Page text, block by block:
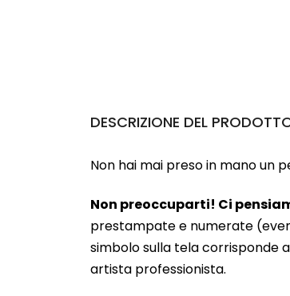
DESCRIZIONE DEL
Non hai mai preso in mano un
Non preoccuparti! Ci
prestampate e numerate
simbolo sulla tela corrisponde
artista professionista.